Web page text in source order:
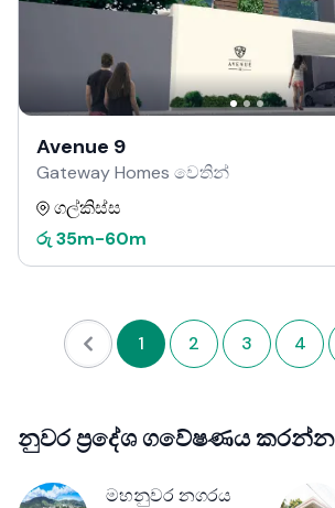
Avenue 9
Gateway Homes වෙතින්
ගල්කිස්ස
රු 35m-60m
1 2 3 4
නුවර ප්‍රදේශ ගවේෂණය කරන්න
මහනුවර නගරය